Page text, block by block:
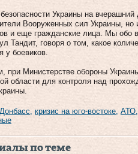
Украины на
Вооруженных сил Украины, но
и еще гражданские лица. Мы обо
Тандит, говоря о том, какое
у боевиков.
при Министерстве обороны
области для контроля над
Донбасс, кризис на юго-востоке, АТО,
по теме